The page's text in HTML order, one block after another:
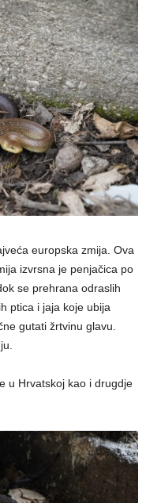
europska zmija. Ova
izvrsna je penjačica po
se prehrana odraslih
ptica i jaja koje ubija
gutati žrtvinu glavu.
u Hrvatskoj kao i drugdje